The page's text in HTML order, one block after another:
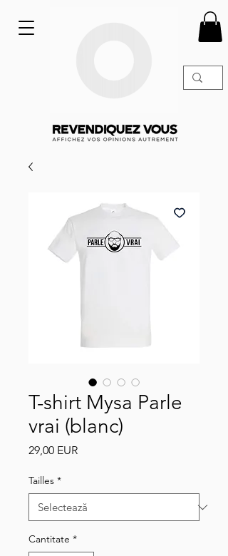
T-shirt Mysa Parle
vrai (blanc)
29,00 EURPreț
Tailles *
Cantitate *